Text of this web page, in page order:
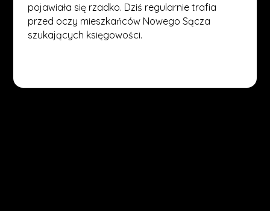
pojawiała się rzadko. Dziś regularnie trafia
przed oczy mieszkańców Nowego Sącza
szukających księgowości.